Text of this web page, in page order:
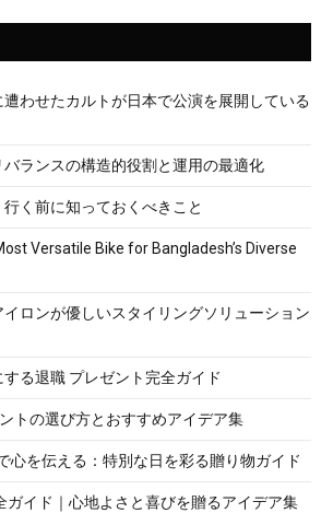
わせたカルトが日本で公演を展開している
ランスの構造的役割と運用の最適化
く前に知っておくべきこと
Versatile Bike for Bangladesh’s Diverse
ロンが優しいスタイリングソリューション
る退職 プレゼント完全ガイド
トの選び方とおすすめアイデア集
心を伝える：特別な日を彩る贈り物ガイド
ガイド｜心地よさと喜びを贈るアイデア集